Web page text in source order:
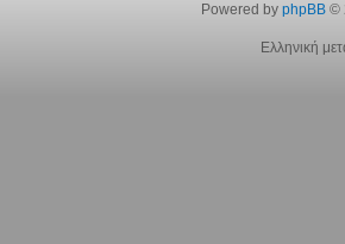
Powered by phpBB©
Ελληνική